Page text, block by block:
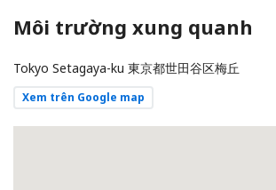
Môi trường xung quanh
Tokyo Setagaya-ku 東京都世田谷区梅丘
Xem trên Google map